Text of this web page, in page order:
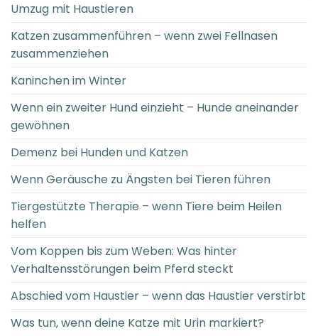
Umzug mit Haustieren
Katzen zusammenführen – wenn zwei Fellnasen
zusammenziehen
Kaninchen im Winter
Wenn ein zweiter Hund einzieht – Hunde aneinander
gewöhnen
Demenz bei Hunden und Katzen
Wenn Geräusche zu Ängsten bei Tieren führen
Tiergestützte Therapie – wenn Tiere beim Heilen
helfen
Vom Koppen bis zum Weben: Was hinter
Verhaltensstörungen beim Pferd steckt
Abschied vom Haustier – wenn das Haustier verstirbt
Was tun, wenn deine Katze mit Urin markiert?